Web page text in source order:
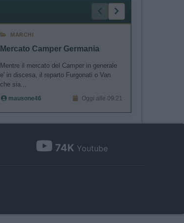
MARCHI
Mercato Camper Germania
Mentre il mercato del Camper in generale
e' in discesa, il reparto Furgonati o Van
che sia...
mausone46 Oggi alle 09:21
74K Youtube